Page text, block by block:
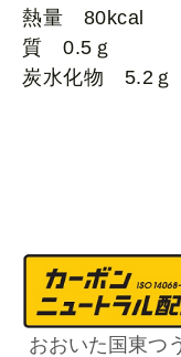
熱量 80kcal
質 0.5ｇ
炭水化物 5.2
おおいた国東つ